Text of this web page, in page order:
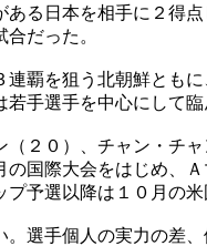
る日本を相手に２得
だった。
覇を狙う北朝鮮とも
手選手を中心にして
２０）、チャン・チ
国際大会をはじめ、
予選以降は１０月の
選手個人の実力の差